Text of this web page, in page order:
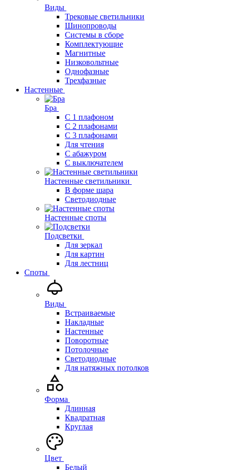
Виды
Трековые светильники
Шинопроводы
Системы в сборе
Комплектующие
Магнитные
Низковольтные
Однофазные
Трехфазные
Настенные
Бра
С 1 плафоном
С 2 плафонами
С 3 плафонами
Для чтения
С абажуром
С выключателем
Настенные светильники
В форме шара
Светодиодные
Настенные споты
Подсветки
Для зеркал
Для картин
Для лестниц
Споты
Виды
Встраиваемые
Накладные
Настенные
Поворотные
Потолочные
Светодиодные
Для натяжных потолков
Форма
Длинная
Квадратная
Круглая
Цвет
Белый